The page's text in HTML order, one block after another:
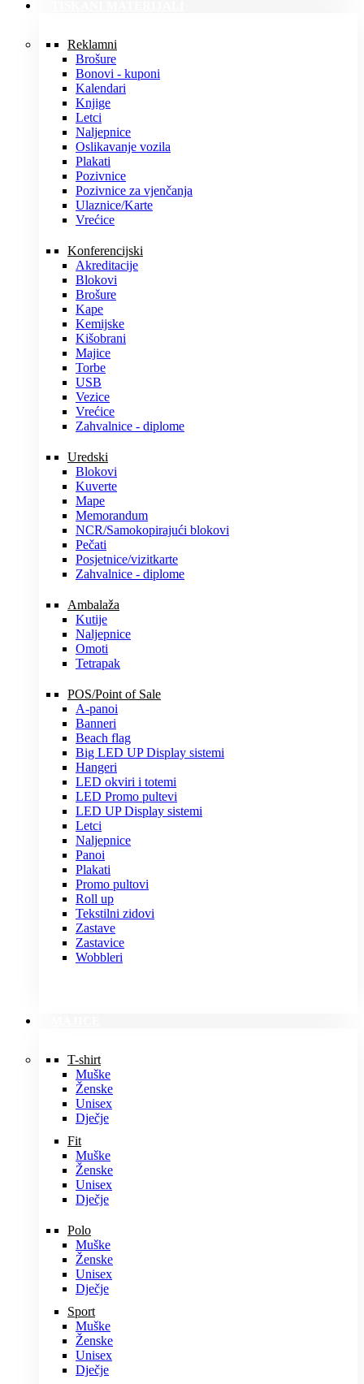
Reklamni
Brošure
Bonovi - kuponi
Kalendari
Knjige
Letci
Naljepnice
Oslikavanje vozila
Plakati
Pozivnice
Pozivnice za vjenčanja
Ulaznice/Karte
Vrećice
Konferencijski
Akreditacije
Blokovi
Brošure
Kape
Kemijske
Kišobrani
Majice
Torbe
USB
Vezice
Vrećice
Zahvalnice - diplome
Uredski
Blokovi
Kuverte
Mape
Memorandum
NCR/Samokopirajući blokovi
Pečati
Posjetnice/vizitkarte
Zahvalnice - diplome
Ambalaža
Kutije
Naljepnice
Omoti
Tetrapak
POS/Point of Sale
A-panoi
Banneri
Beach flag
Big LED UP Display sistemi
Hangeri
LED okviri i totemi
LED Promo pultevi
LED UP Display sistemi
Letci
Naljepnice
Panoi
Plakati
Promo pultovi
Roll up
Tekstilni zidovi
Zastave
Zastavice
Wobbleri
T-shirt
Muške
Ženske
Unisex
Dječje
Fit
Muške
Ženske
Unisex
Dječje
Polo
Muške
Ženske
Unisex
Dječje
Sport
Muške
Ženske
Unisex
Dječje